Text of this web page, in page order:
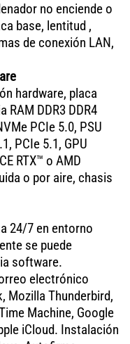
no enciende o
base, lentitud ,
de conexión LAN,
hardware, placa
RAM DDR3 DDR4
PCIe 5.0, PSU
PCIe 5.1, GPU
RTX™ o AMD
o por aire, chasis
24/7 en entorno
se puede
software.
electrónico
Mozilla Thunderbird,
Machine, Google
iCloud. Instalación